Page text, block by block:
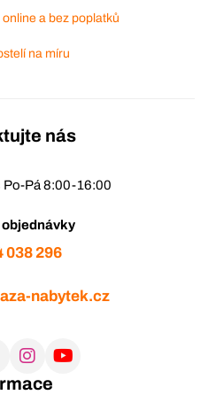
a bez poplatků
na míru
nás
Po-Pá 8:00-16:00
objednávky
038 296
nabytek.cz